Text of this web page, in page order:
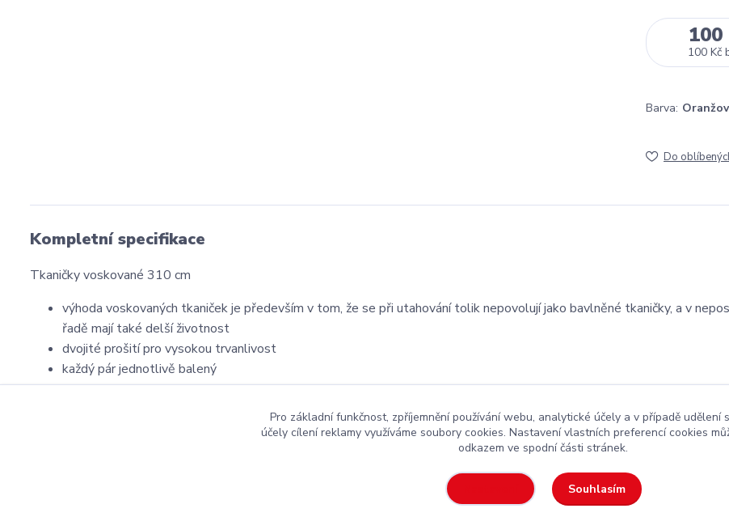
100
100 Kč
Barva:
Do
Kompletní specifikace
Tkaničky voskované 310 cm
výhoda voskovaných tkaniček je především v tom, že se při utahování tolik nepovolují jako bavlněné tkaničky, a v
řadě mají také delší životnost
dvojité prošití pro vysokou trvanlivost
každý pár jednotlivě balený
Velikost: 310 cm
hokejová výstrojza rozumnou cenu
Pro základní funkčnost, zpříjemnění používání webu, analytické účely a v případě udělení
účely cílení reklamy využíváme soubory cookies. Nastavení vlastních preferencí cookies
odkazem ve spodní části stránek.
Souhlasím